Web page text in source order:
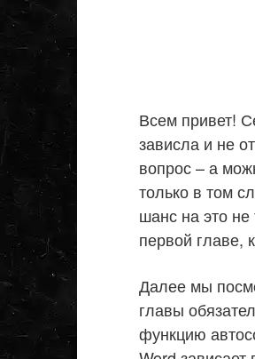
Всем привет!
зависла и не
вопрос – а
только в том
шанс на это
первой главе,
Далее мы
главы
функцию